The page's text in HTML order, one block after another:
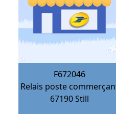
F672046
Relais poste
67190Still